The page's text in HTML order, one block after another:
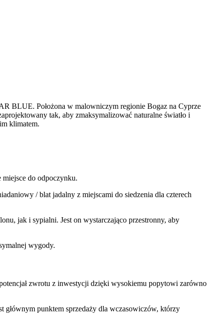
BLUE. Położona w malowniczym regionie Bogaz na Cyprze
tak, aby zmaksymalizować naturalne światło i
klimatem.
miejsce do odpoczynku.
/ blat jadalny z miejscami do siedzenia dla czterech
jak i sypialni. Jest on wystarczająco przestronny, aby
wygody.
zwrotu z inwestycji dzięki wysokiemu popytowi zarówno
punktem sprzedaży dla wczasowiczów, którzy